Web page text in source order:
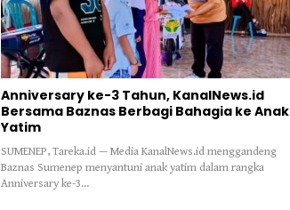
Anniversary ke-3 Tahun, KanalNews.id
Bersama Baznas Berbagi Bahagia ke Anak
Yatim
SUMENEP, Tareka.id — Media KanalNews.id menggandeng
Baznas Sumenep menyantuni anak yatim dalam rangka
Anniversary ke-3…